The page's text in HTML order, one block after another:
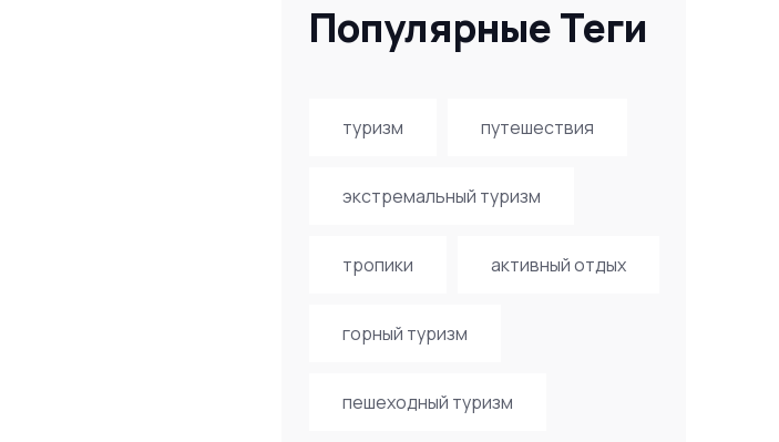
Популярные Теги
туризм путешествия
экстремальный туризм
тропики активный отдых
горный туризм
пешеходный туризм